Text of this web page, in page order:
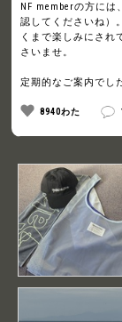
NF memberの方に
認してくださいね）
くまで楽しみにされ
さいませ。
定期的なご案内でし
8940わた